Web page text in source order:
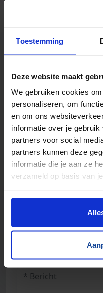
Toestemming
Deze website maakt
We gebruiken cookies
personaliseren, om
en om ons
informatie over je
partners voor social
partners kunnen deze
informatie die je aan ze
verzameld op basis van
Duizenden lopende
Voor pakjes &
Extreem veel
Maatwerk